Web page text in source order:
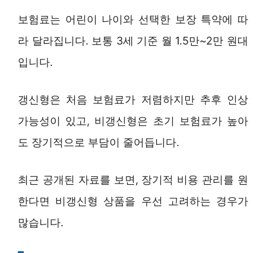
보험료는 어린이 나이와 선택한 보장 특약에 따
라 달라집니다. 보통 3세 기준 월 1.5만~2만 원대
입니다.
갱신형은 처음 보험료가 저렴하지만 추후 인상
가능성이 있고, 비갱신형은 초기 보험료가 높아
도 장기적으로 부담이 줄어듭니다.
최근 공개된 자료를 보면, 장기적 비용 관리를 원
한다면 비갱신형 상품을 우선 고려하는 경우가
많습니다.